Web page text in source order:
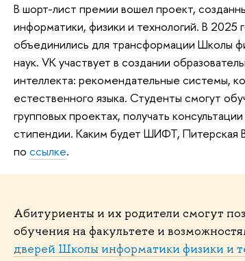
В шорт-лист премии вошел проект,
информатики, физики и технологий. В
объединились для трансформации Школы
наук. VK участвует в создании
интеллекта: рекомендательные системы,
естественного языка. Студенты смогут
групповых проектах, получать
стипендии. Каким будет ШИФТ, Питерская
по ссылке.
Абитуриенты и их родители смогут
обучения на факультете и
дверей Школы информатики физики и